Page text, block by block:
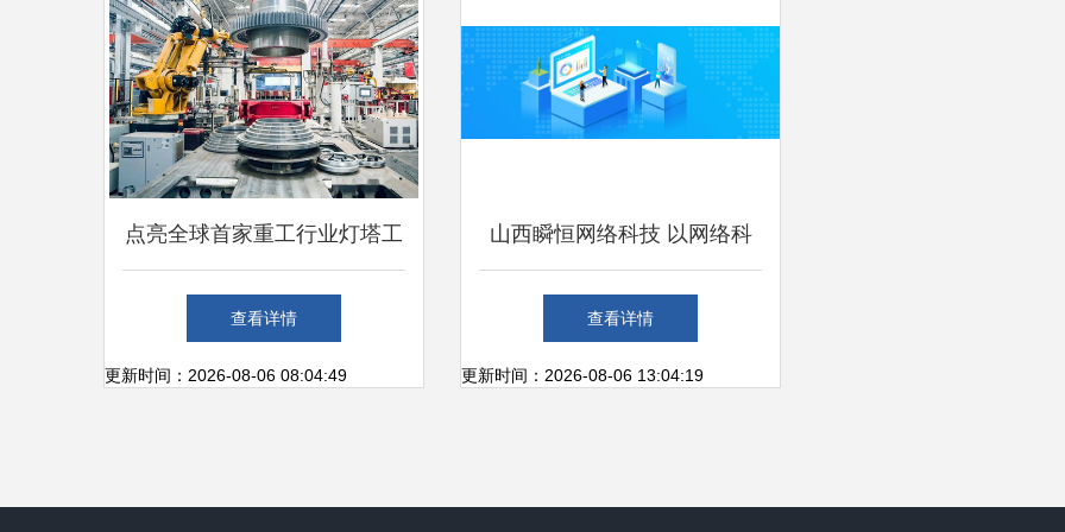
点亮全球首家重工行业灯塔工
厂，三一这样做 科技赋能引
领行业变革
查看详情
更新时间：2026-08-06 08:04:49
山西瞬恒网络科技 以网络科
技研发赋能未来
查看详情
更新时间：2026-08-06 13:04:19